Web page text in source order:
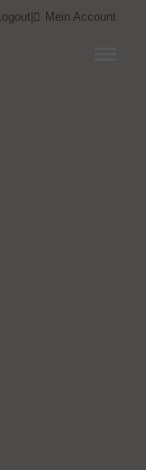
Mein Account